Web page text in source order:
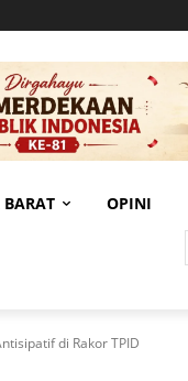
BARAT OPINI
di Rakor TPID